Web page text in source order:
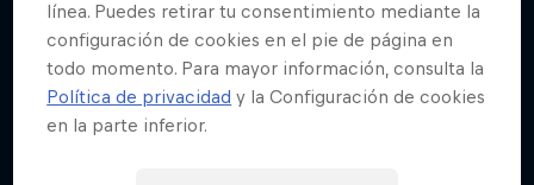
línea. Puedes retirar tu consentimiento mediante la
configuración de cookies en el pie de página en
todo momento. Para mayor información, consulta la
Política de privacidad y la Configuración de cookies
en la parte inferior.